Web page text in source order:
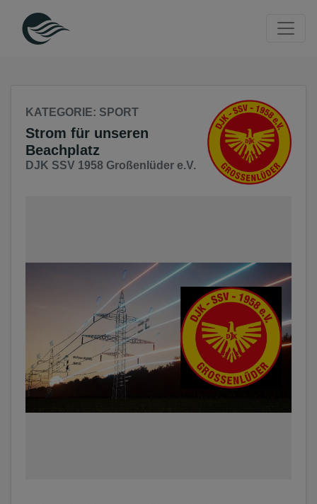
Seite
Klicken Sie, um die Navigation zu überspringen und zum
KATEGORIE: SPORT
Strom für unseren
Beachplatz
DJK SSV 1958 Großenlüder e.V.